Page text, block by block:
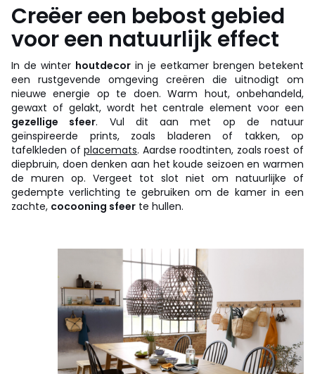
Creëer een bebost gebied
voor een natuurlijk effect
In de winter houtdecor in je eetkamer brengen betekent
een rustgevende omgeving creëren die uitnodigt om
nieuwe energie op te doen. Warm hout, onbehandeld,
gewaxt of gelakt, wordt het centrale element voor een
gezellige sfeer. Vul dit aan met op de natuur
geïnspireerde prints, zoals bladeren of takken, op
tafelkleden ofplacemats. Aardse roodtinten, zoals roest of
diepbruin, doen denken aan het koude seizoen en warmen
de muren op. Vergeet tot slot niet om natuurlijke of
gedempte verlichting te gebruiken om de kamer in een
zachte, cocooning sfeer te hullen.